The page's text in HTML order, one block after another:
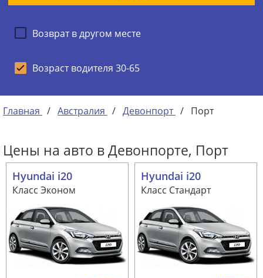
Возврат в другом месте
Возраст водителя 30-65
Главная / Австралия / Девонпорт / Порт
Цены на авто в Девонпорте, Порт
Hyundai i20
Класс Эконом
Hyundai i20
Класс Стандарт